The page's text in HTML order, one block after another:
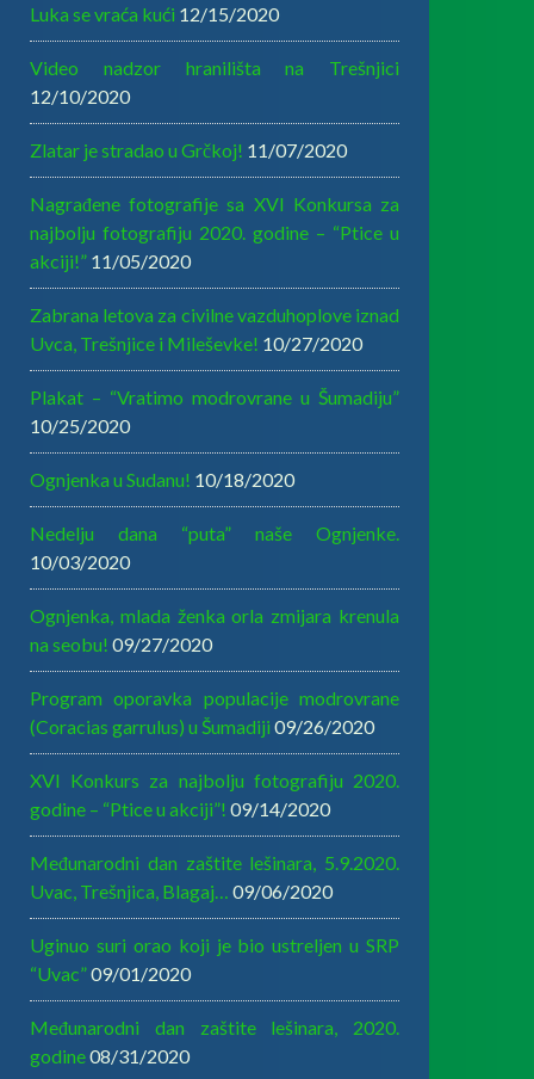
Luka se vraća kući 12/15/2020
Video nadzor hranilišta na Trešnjici
12/10/2020
Zlatar je stradao u Grčkoj! 11/07/2020
Nagrađene fotografije sa XVI Konkursa za
najbolju fotografiju 2020. godine – “Ptice u
akciji!” 11/05/2020
Zabrana letova za civilne vazduhoplove iznad
Uvca, Trešnjice i Mileševke! 10/27/2020
Plakat – “Vratimo modrovrane u Šumadiju”
10/25/2020
Ognjenka u Sudanu! 10/18/2020
Nedelju dana “puta” naše Ognjenke.
10/03/2020
Ognjenka, mlada ženka orla zmijara krenula
na seobu! 09/27/2020
Program oporavka populacije modrovrane
(Coracias garrulus) u Šumadiji 09/26/2020
XVI Konkurs za najbolju fotografiju 2020.
godine – “Ptice u akciji”! 09/14/2020
Međunarodni dan zaštite lešinara, 5.9.2020.
Uvac, Trešnjica, Blagaj…
09/06/2020
Uginuo suri orao koji je bio ustreljen u SRP
“Uvac”09/01/2020
Međunarodni dan zaštite lešinara, 2020.
godine08/31/2020